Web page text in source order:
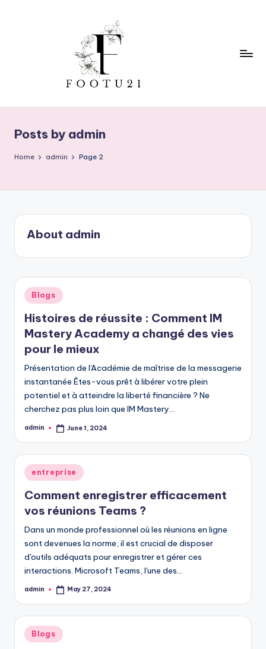
o
t
1
Posts by admin
Home admin Page 2
About admin
Posted
in
Blogs
Histoires de réussite : Comment IM
Mastery Academy a changé des vies
pour le mieux
Présentation de l'Académie de maîtrise de la messagerie
instantanée Êtes-vous prêt à libérer votre plein
potentiel et à atteindre la liberté financière ? Ne
cherchez pas plus loin que IM Mastery…
Posted
admin June 1, 2024
Posted
in
entreprise
Comment enregistrer efficacement
vos réunions Teams ?
Dans un monde professionnel où les réunions en ligne
sont devenues la norme, il est crucial de disposer
d'outils adéquats pour enregistrer et gérer ces
interactions. Microsoft Teams, l'une des…
Posted
admin May 27, 2024
Posted
in
Blogs